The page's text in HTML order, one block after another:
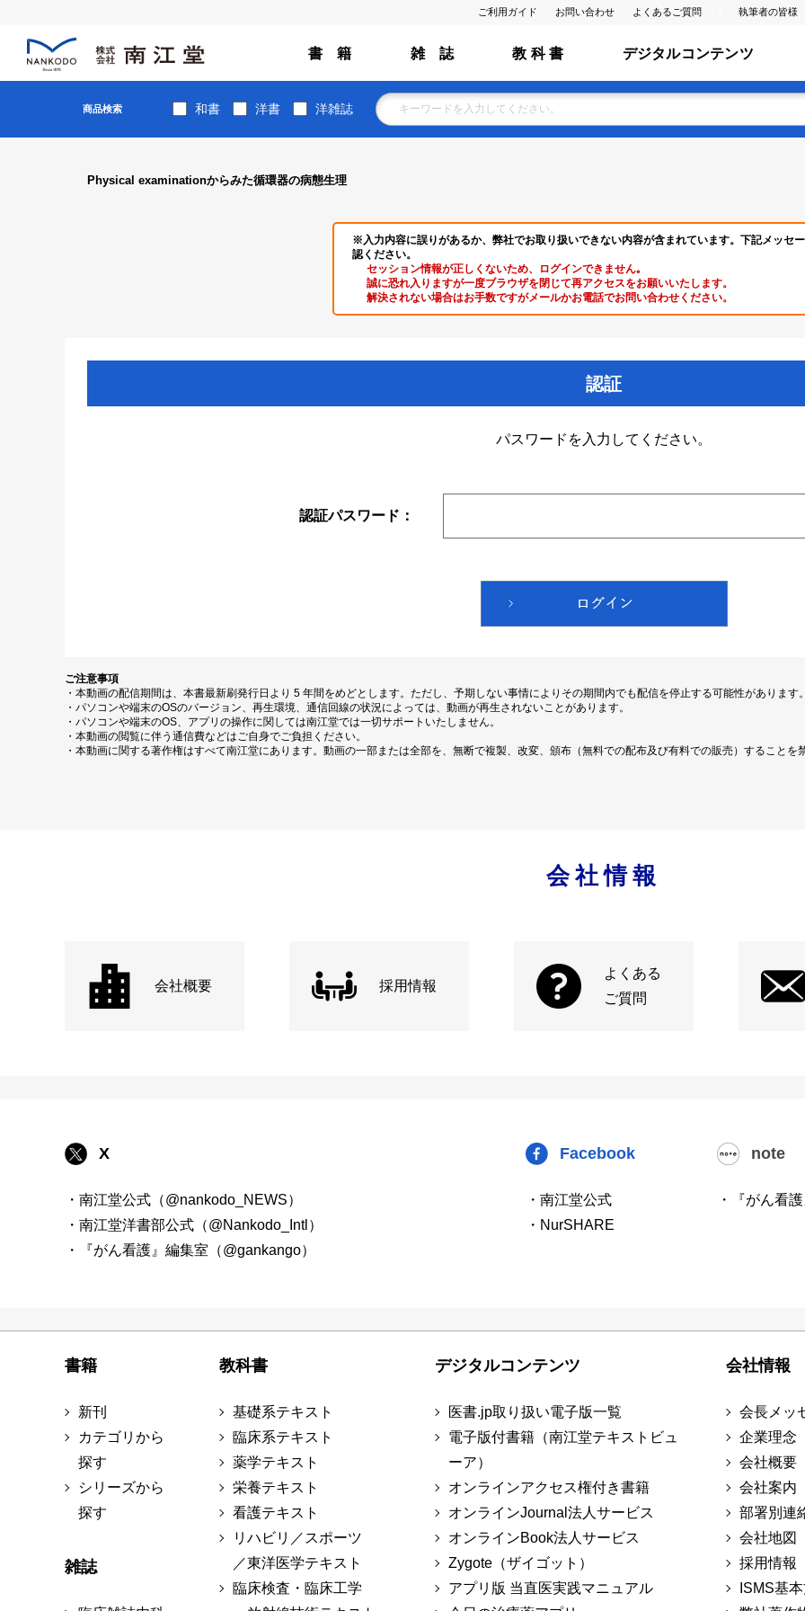
ご利用ガイド お問い合わせ よくあるご質問 執筆者の皆様
書 籍 雑 誌 教 科 書 デジタルコンテンツ
商品検索 和書 洋書 洋雑誌
Physical examinationからみた循環器の病態生理
※入力内容に誤りがあるか、弊社でお取り扱いできない内容が含まれています。下記メッセ
認ください。
セッション情報が正しくないため、ログインできません｡
誠に恐れ入りますが一度ブラウザを閉じて再アクセスをお願いいたします。
解決されない場合はお手数ですがメールかお電話でお問い合わせください。
認証
パスワードを入力してください。
認証パスワード：
ご注意事項
・本動画の配信期間は、本書最新刷発行日より 5 年間をめどとします。ただし、予期しない事情によりその期間内でも配信を停止する可能性があります。
・パソコンや端末のOSのバージョン、再生環境、通信回線の状況によっては、動画が再生されないことがあります。
・パソコンや端末のOS、アプリの操作に関しては南江堂では一切サポートいたしません。
・本動画の閲覧に伴う通信費などはご自身でご負担ください。
・本動画に関する著作権はすべて南江堂にあります。動画の一部または全部を、無断で複製、改変、頒布（無料での配布及び有料での販売）することを
会社情報
会社概要 採用情報
よくある
ご質問
X
・南江堂公式（@nankodo_NEWS）
・南江堂洋書部公式（@Nankodo_Intl）
・『がん看護』編集室（@gankango）
Facebook
・南江堂公式
・NurSHARE
note
・『がん看
書籍
新刊
カテゴリから
探す
シリーズから
探す
雑誌
教科書
基礎系テキスト
臨床系テキスト
薬学テキスト
栄養テキスト
看護テキスト
リハビリ／スポーツ
／東洋医学テキスト
臨床検査・臨床工学
デジタルコンテンツ
医書.jp取り扱い電子版一覧
電子版付書籍（南江堂テキストビュ
ーア）
オンラインアクセス権付き書籍
オンラインJournal法人サービス
オンラインBook法人サービス
Zygote（ザイゴット）
アプリ版 当直医実践マニュアル
会社情報
会長メッ
企業理念
会社概要
会社案内
部署別連
会社地図
採用情報
ISMS基